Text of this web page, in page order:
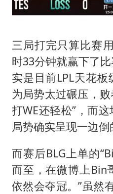
三局打完只算比赛
时33分钟就赢下了
实是目前LPL天花
为局势太过碾压，败
打WE还轻松”，而
局势确实呈现一边倒
而赛后BLG上单的
而至，在微博上Bin
依然会夺冠。”虽然